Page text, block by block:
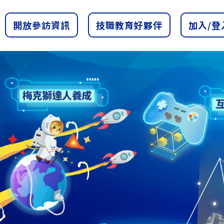
開放參訪資訊 技職教育好夥伴 加入/登